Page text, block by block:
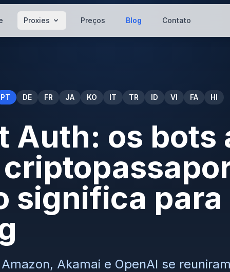
Proxies Preços Blog Contato
PT DE FR JA KO IT TR ID VI FA HI
Auth: os bots
significa para
Akamai e OpenAI se